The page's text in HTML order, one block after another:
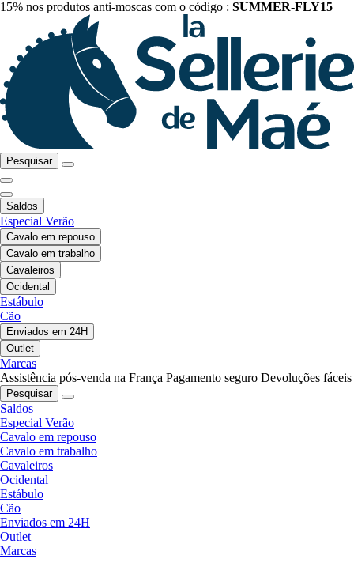
15% nos produtos anti-moscas com o código : SUMMER-FLY15
Pesquisar
Saldos
Especial Verão
Cavalo em repouso
Cavalo em trabalho
Cavaleiros
Ocidental
Estábulo
Cão
Enviados em 24H
Outlet
Marcas
Assistência pós-venda na França Pagamento seguro Devoluções fáceis
Pesquisar
Saldos
Especial Verão
Cavalo em repouso
Cavalo em trabalho
Cavaleiros
Ocidental
Estábulo
Cão
Enviados em 24H
Outlet
Marcas